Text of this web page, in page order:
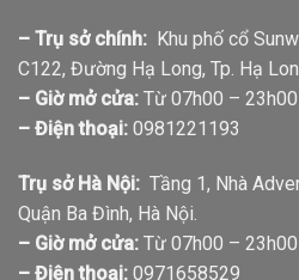
– Trụ sở chính: Khu phố cổ
C122, Đường Hạ Long, Tp. Hạ
– Giờ mở cửa: Từ 07h00 –
– Điện thoại: 0981221193
Trụ sở Hà Nội: Tầng 1, Nhà
Quận Ba Đình, Hà Nội.
– Giờ mở cửa: Từ 07h00 –
– Điện thoại: 0971658529